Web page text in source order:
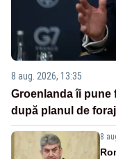
8 aug. 2026, 13:35
Groenlanda îi pune
după planul de foraj
8